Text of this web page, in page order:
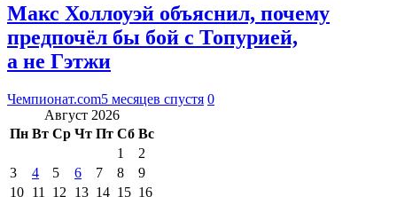
Макс Холлоуэй объяснил, почему
предпочёл бы бой с Топурией,
а не Гэтжи
Чемпионат.com5 месяцев спустя 0
Август 2026
Пн Вт Ср Чт Пт Сб Вс
1
2
3
4 5 6 7 8
9
10 11 12 13 14 15 16